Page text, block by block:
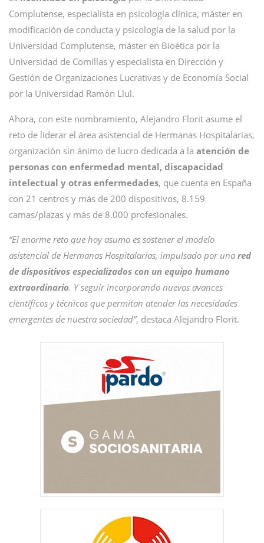
Complutense, especialista en psicología clínica, máster en
modificación de conducta y psicología de la salud por la
Universidad Complutense, máster en Bioética por la
Universidad de Comillas y especialista en Dirección y
Gestión de Organizaciones Lucrativas y de Economía Social
por la Universidad Ramón Llul.
Ahora, con este nombramiento, Alejandro Florit asume el
reto de liderar el área asistencial de Hermanas Hospitalarias,
organización sin ánimo de lucro dedicada a la atención de
personas con enfermedad mental, discapacidad
intelectual y otras enfermedades, que cuenta en España
con 21 centros y más de 200 dispositivos, 8.159
camas/plazas y más de 8.000 profesionales.
“El enorme reto que hoy asumo es sostener el modelo
asistencial de Hermanas Hospitalarias, impulsado por una red
de dispositivos especializados con un equipo humano
extraordinario. Y seguir incorporando nuevos avances
científicos y técnicos que permitan atender las necesidades
emergentes de nuestra sociedad”, destaca Alejandro Florit.